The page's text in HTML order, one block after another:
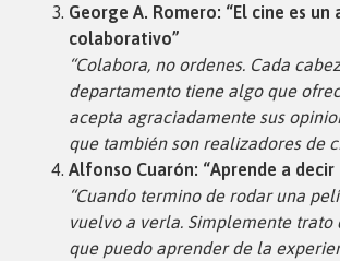
George A. Romero: “El cine es un
colaborativo”
“Colabora, no ordenes. Cada
departamento tiene algo que
acepta agraciadamente sus
que también son realizadores de
Alfonso Cuarón: “Aprende a decir
“Cuando termino de rodar una
vuelvo a verla. Simplemente trato
que puedo aprender de la